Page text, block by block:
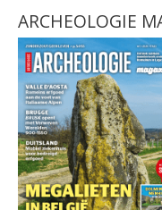
ARCHEOLOGIE